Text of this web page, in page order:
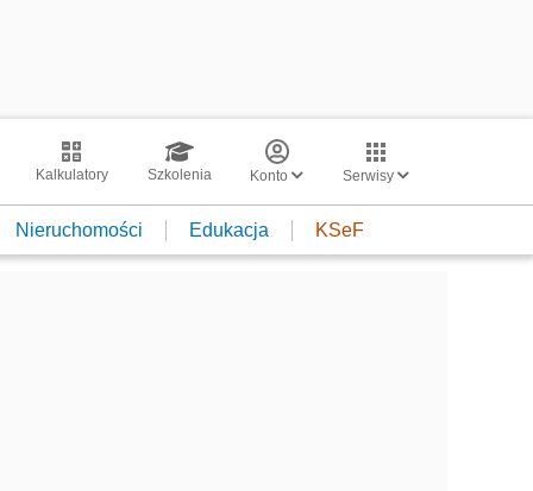
Kalkulatory Szkolenia Konto Serwisy
Nieruchomości Edukacja KSeF